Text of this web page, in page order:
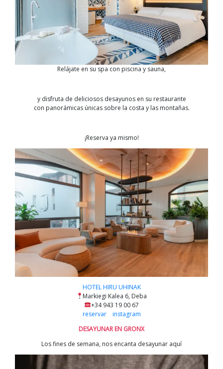
Relájate en su spa con piscina y sauna,
y disfruta de deliciosos desayunos en su restaurante
con panorámicas únicas sobre la costa y las montañas.
¡Reserva ya mismo!
HOTEL HIRU UHINAK
Markiegi Kalea 6, Deba
+34 943 19 00 67
reservar
instagram
DESAYUNAR EN GRONX
Los fines de semana, nos encanta desayunar aquí